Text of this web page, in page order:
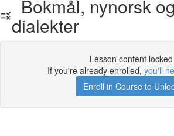
Bokmål, nynorsk
dialekter
Lesson content locked
If you're already enrolled, you'll
Enroll in Course to